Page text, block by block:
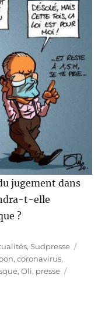
jugement dans
t-elle
?
,Sudpresse
,coronavirus,
,Oli, presse